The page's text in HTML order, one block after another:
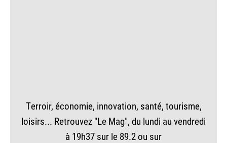
Terroir, économie, innovation, santé, tourisme,
loisirs... Retrouvez "Le Mag", du lundi au vendredi
à 19h37 sur le 89.2 ou sur